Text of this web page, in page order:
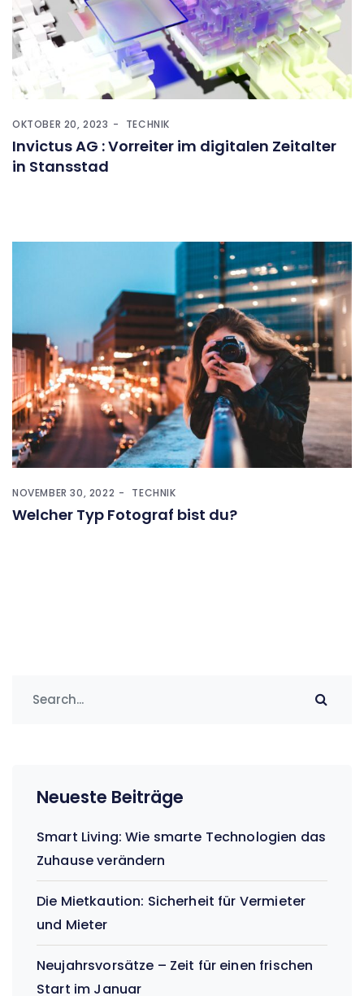
OKTOBER 20, 2023 TECHNIK
Invictus AG : Vorreiter im digitalen Zeitalter
in Stansstad
NOVEMBER 30, 2022 TECHNIK
Welcher Typ Fotograf bist du?
Neueste Beiträge
Smart Living: Wie smarte Technologien das
Zuhause verändern
Die Mietkaution: Sicherheit für Vermieter
und Mieter
Neujahrsvorsätze – Zeit für einen frischen
Start im Januar